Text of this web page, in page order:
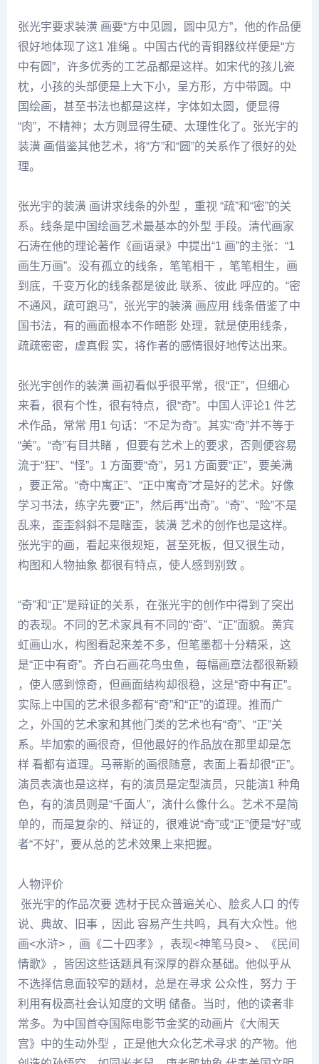
张光宇要求装潢 画要“方中见圆，圆中见方”，他的作品便
很好地体现了这1 准绳 。中国古代的青铜器纹样便是“方
中有圆”，许多优秀的工艺品都是这样。如宋代的孩儿瓷
枕，小孩的头部便是上大下小，呈方形，方中带圆。中
国绘画，甚至书法也都是这样，字体如太圆，便显得
“肉”，不精神；太方则显得生硬、太理性化了。 张光宇的
装潢 画借鉴其他艺术，将“方”和“圆”的关系作了很好的处
理。
张光宇的装潢 画讲求线条的外型 ，重视 “疏”和“密”的关
系。线条是中国绘画艺术最基本的外型 手段。清代画家
石涛在他的理论著作《画语录》中提出“1 画”的主张：“1
画生万画”。没有孤立的线条，笔笔相干 ，笔笔相生，画
到底，千变万化的线条都是彼此 联系、彼此 呼应的。“密
不通风，疏可跑马”，张光宇的装潢 画应用 线条借鉴了中
国书法，有的画面根本不作暗影 处理，就是使用线条，
疏疏密密，虚真假 实，将作者的感情很好地传达出来。
张光宇创作的装潢 画初看似乎很平常，很“正”，但细心
来看，很有个性，很有特点，很“奇”。中国人评论1 件艺
术作品，常常 用1 句话：“不足为奇”。其实“奇”并不等于
“美”。“奇”有目共睹 ，但要有艺术上的要求，否则便容易
流于“狂”、“怪”。1 方面要“奇”，另1 方面要“正”，要美满
，要正常。“奇中寓正”、“正中寓奇”才是好的艺术。好像
学习书法，练字先要“正”，然后再“出奇”。“奇”、“险”不是
乱来，歪歪斜斜不是瞎歪，装潢 艺术的创作也是这样。
张光宇的画，看起来很规矩，甚至死板，但又很生动，
构图和人物抽象 都很有特点，使人感到别致 。
“奇”和“正”是辩证的关系，在张光宇的创作中得到了突出
的表现。不同的艺术家具有不同的“奇”、“正”面貌。 黄宾
虹画山水，构图看起来差不多，但笔墨都十分精采，这
是“正中有奇”。 齐白石画花鸟虫鱼，每幅画章法都很新颖
，使人感到惊奇，但画面结构却很稳，这是“奇中有正”。
实际上中国的艺术很多都有“奇”和“正”的道理。推而广
之，外国的艺术家和其他门类的艺术也有“奇”、“正”关
系。 毕加索的画很奇，但他最好的作品放在那里却是怎
样 看都有道理。 马蒂斯的画很随意，表面上看却很“正”。
演员表演也是这样，有的演员是定型演员，只能演1 种角
色，有的演员则是“千面人”，演什么像什么。艺术不是简
单的，而是复杂的、辩证的，很难说“奇”或“正”便是“好”或
者“不好”，要从总的艺术效果上来把握。
人物评价
张光宇的作品次要 选材于民众普遍关心、脍炙人口 的传
说、典故、旧事 ，因此 容易产生共鸣，具有大众性。他
画<水浒> ，画《二十四孝》，表现<神笔马良> 、《民间
情歌》，皆因这些话题具有深厚的群众基础。他似乎从
不选择信息面较窄的题材，总是在寻求 公众性，努力 于
利用有极高社会认知度的文明 储备。当时，他的读者非
常多。为中国首夺国际电影节金奖的动画片《大闹天
宫》中的生动外型 ，正是他大众化艺术寻求 的产物。他